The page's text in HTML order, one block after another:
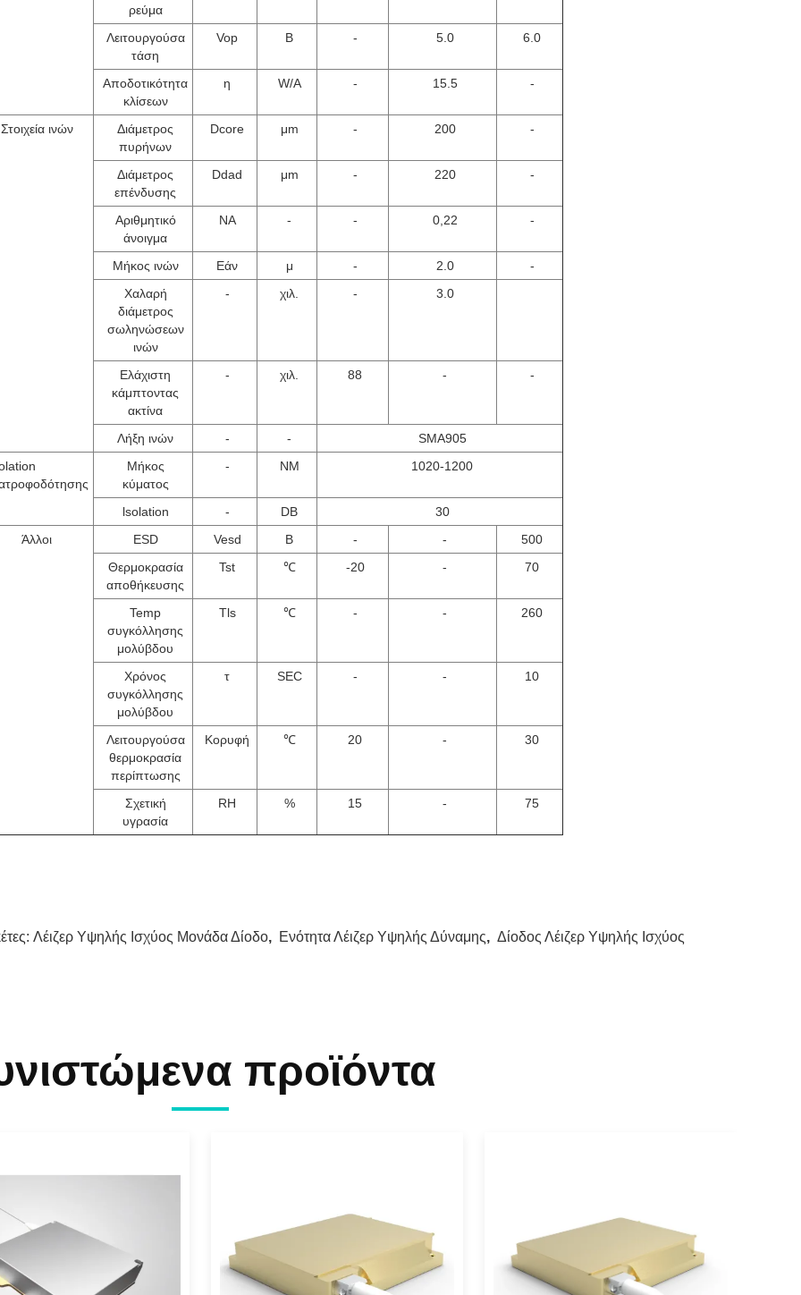
ρεύμα
Λειτουργούσα
τάση
Vop Β - 5.0 6.0
Αποδοτικότητα
κλίσεων
η W/A - 15.5 -
Στοιχεία ινών
Διάμετρος
πυρήνων
Dcore μm - 200 -
Διάμετρος
επένδυσης
Ddad μm - 220 -
Αριθμητικό
άνοιγμα
NA - - 0,22 -
Μήκος ινών Εάν μ - 2.0
-
Χαλαρή
διάμετρος
σωληνώσεων
ινών
- χιλ. - 3.0
Ελάχιστη
κάμπτοντας
ακτίνα
- χιλ. 88 - -
Λήξη ινών - -
SMA905
Μήκος
κύματος
- NM 1020-1200
lsolation - DB
30
Άλλοι
ESD Vesd Β - -
500
Θερμοκρασία
αποθήκευσης
Tst ℃ -20 - 70
Temp
συγκόλλησης
μολύβδου
Tls ℃ - - 260
Χρόνος
συγκόλλησης
μολύβδου
τ SEC - - 10
Λειτουργούσα
θερμοκρασία
περίπτωσης
Κορυφή ℃ 20 - 30
Σχετική
υγρασία
RH % 15 - 75
Λέιζερ Υψηλής Ισχύος Μονάδα Δίοδο, Ενότητα Λέιζερ Υψηλής Δύναμης, Δίοδος Λέιζερ Υψηλής Ισχύος
προϊόντα